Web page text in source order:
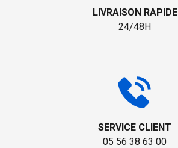
LIVRAISON RAPIDE
24/48H
SERVICE CLIENT
05 56 38 63 00